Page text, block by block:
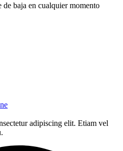
de baja en cualquier momento
adipiscing elit. Etiam vel